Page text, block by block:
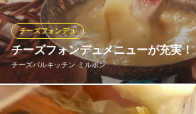
刺激が欲しい方は、辛さが5段階で選べ
ございます。
ビストロ×イタリアン・チーズフォ
フォンデュ イタリアン
ＪＲ静岡駅 徒歩50分
静岡県静岡市駿河区高松2663-1
チーズフォンデュメニューが充実！
チーズバルキッチン ミルポン
チーズフォンデュ
ノーマル・激辛・ゴルゴンゾーラ・スモ